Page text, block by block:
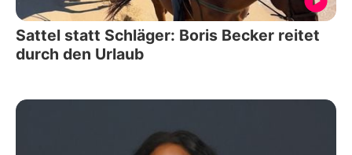
Sattel statt Schläger: Boris Becker reitet
durch den Urlaub